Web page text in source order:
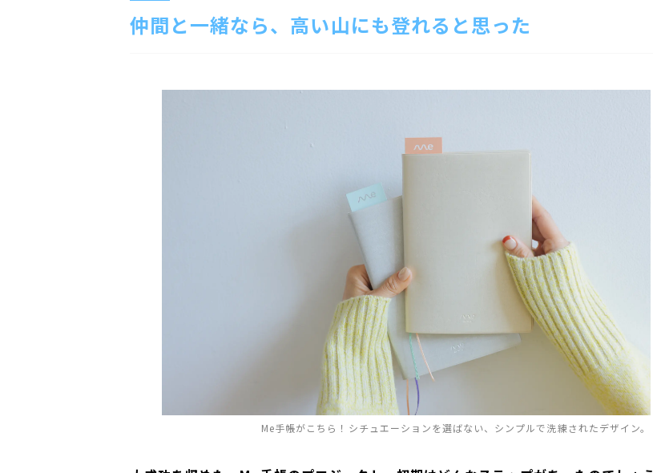
仲間と一緒なら、高い山にも登れると思った
Me手帳がこちら！シチュエーションを選ばない、シンプルで洗練されたデザイン。